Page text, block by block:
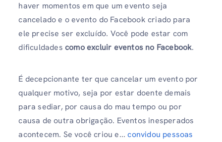
haver momentos em que um evento seja
cancelado e o evento do Facebook criado para
ele precise ser excluído. Você pode estar com
dificuldades como excluir eventos no Facebook.
É decepcionante ter que cancelar um evento por
qualquer motivo, seja por estar doente demais
para sediar, por causa do mau tempo ou por
causa de outra obrigação. Eventos inesperados
acontecem. Se você criou e...convidou pessoas